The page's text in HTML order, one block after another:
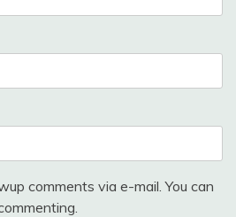
comments via e-mail. You can